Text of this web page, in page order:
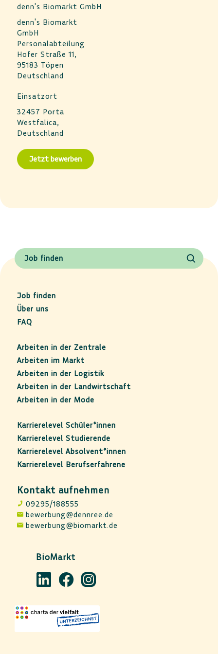
denn's Biomarkt GmbH
denn's Biomarkt
GmbH
Personalabteilung
Hofer Straße 11,
95183 Töpen
Deutschland
Einsatzort
32457 Porta
Westfalica,
Deutschland
Job finden
Kontakt aufnehmen
09295/188555
bewerbung@dennree.de
bewerbung@biomarkt.de
Job finden
Über uns
FAQ
Arbeiten in der Zentrale
Arbeiten im Markt
Arbeiten in der Logistik
Arbeiten in der Landwirtschaft
Arbeiten in der Mode
Karrierelevel Schüler*innen
Karrierelevel Studierende
Karrierelevel Absolvent*innen
Karrierelevel Berufserfahrene
BioMarkt